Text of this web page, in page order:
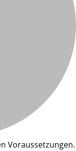
Voraussetzungen.